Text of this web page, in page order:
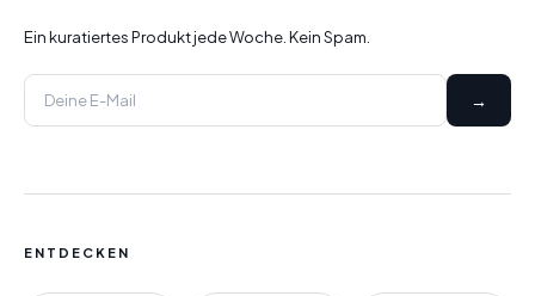
Ein kuratiertes Produkt jede Woche. Kein Spam.
→
ENTDECKEN